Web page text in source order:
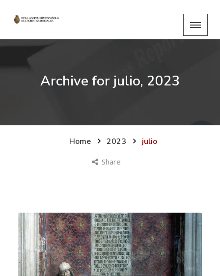
Archive for julio, 2023
Home 2023 julio
Share